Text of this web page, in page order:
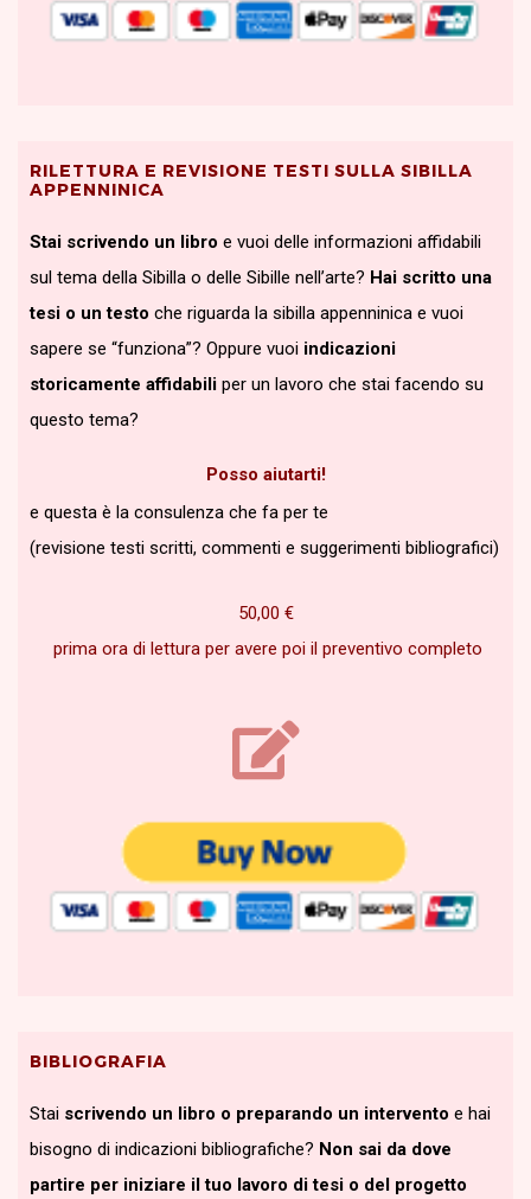
RILETTURA E REVISIONE TESTI SULLA SIBILLA
APPENNINICA
Stai scrivendo un libro e vuoi delle informazioni affidabili
sul tema della Sibilla o delle Sibille nell’arte? Hai scritto una
tesi o un testo che riguarda la sibilla appenninica e vuoi
sapere se “funziona”? Oppure vuoi indicazioni
storicamente affidabili per un lavoro che stai facendo su
questo tema?
Posso aiutarti!
e questa è la consulenza che fa per te
(revisione testi scritti, commenti e suggerimenti bibliografici)
50,00 €
prima ora di lettura per avere poi il preventivo completo
BIBLIOGRAFIA
Stai scrivendo un libro o preparando un intervento e hai
bisogno di indicazioni bibliografiche? Non sai da dove
partire per iniziare il tuo lavoro di tesi o del progetto